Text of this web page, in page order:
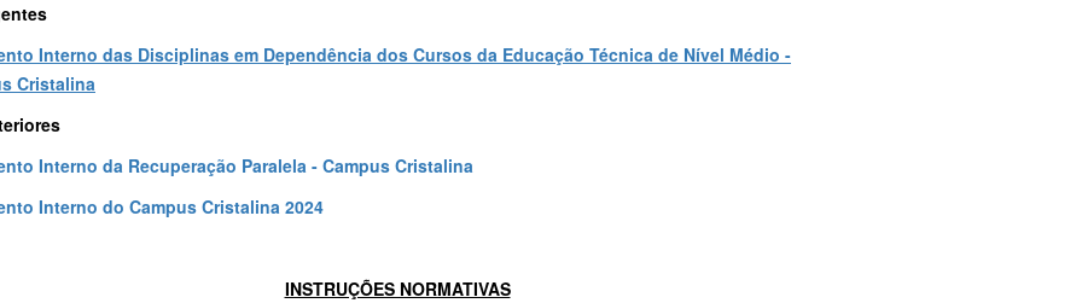
Interno das Disciplinas em Dependência dos Cursos da Educação Técnica de Nível Médio -
Cristalina
Interno da Recuperação Paralela - Campus Cristalina
Interno do Campus Cristalina 2024
INSTRUÇÕES NORMATIVAS